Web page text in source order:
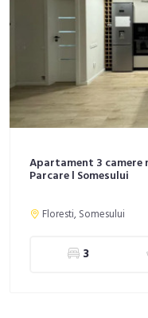
Apartament 3 camere
Parcare l Somesului
Floresti, Somesului
3